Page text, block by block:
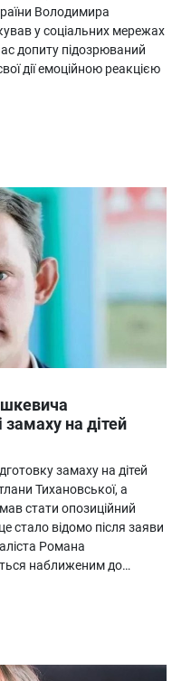
Володимира
у соціальних мережах
допиту підозрюваний
дії емоційною реакцією
замаху на дітей
замаху на дітей
Тихановської, а
стати опозиційний
стало відомо після заяви
Романа
наближеним до…